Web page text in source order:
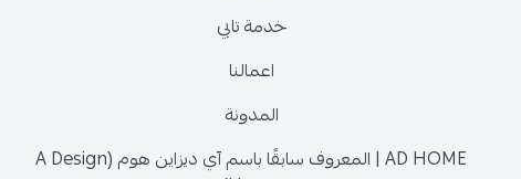
خدمة تابي
اعمالنا
المدونة
AD HOME | المعروف سابقًا باسم آي ديزاين هوم (A Design